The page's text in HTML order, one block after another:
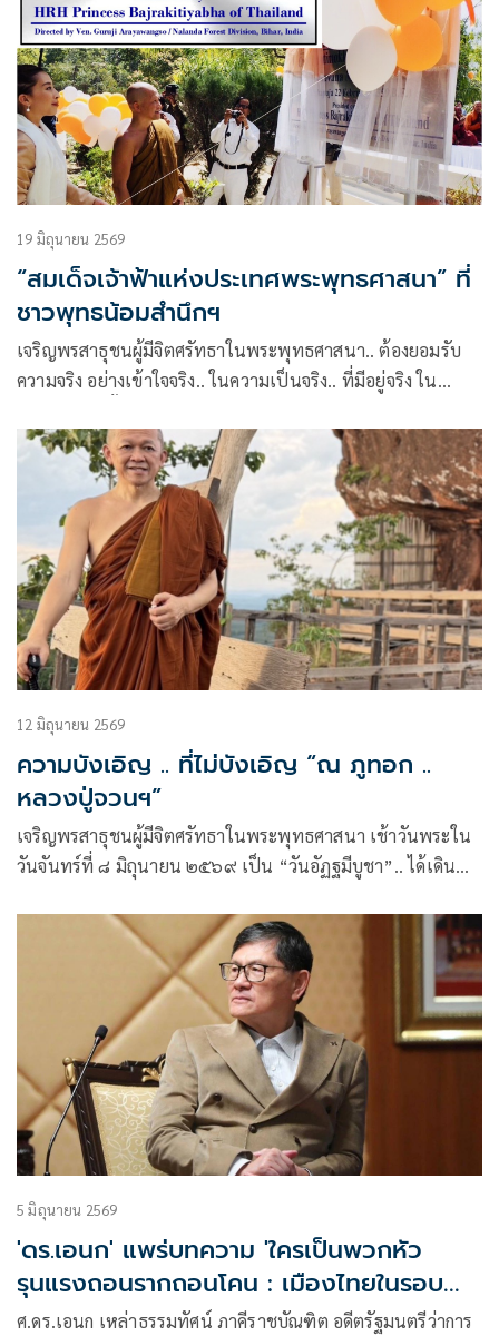
พร้อมเพรียงกันจัดพิธีบำเพ็ญกุศลดังกล่าว.. ดังที่อาตมาได้รับ
นิมนต์จาก นางรณิดา เหลืองฐิติสกุล ผู้ว่าราชการจังหวัดสกลนคร
เพื่อเป็นองค์แสดงพระธรรมเทศนาในวาระดังกล่าว…
19 มิถุนายน 2569
“สมเด็จเจ้าฟ้าแห่งประเทศพระพุทธศาสนา” ที่
ชาวพุทธน้อมสำนึกฯ
เจริญพรสาธุชนผู้มีจิตศรัทธาในพระพุทธศาสนา.. ต้องยอมรับ
ความจริง อย่างเข้าใจจริง.. ในความเป็นจริง.. ที่มีอยู่จริง ใน
12 มิถุนายน 2569
ความบังเอิญ .. ที่ไม่บังเอิญ “ณ ภูทอก ..
หลวงปู่จวนฯ”
เจริญพรสาธุชนผู้มีจิตศรัทธาในพระพุทธศาสนา เช้าวันพระใน
วันจันทร์ที่ ๘ มิถุนายน ๒๕๖๙ เป็น “วันอัฏฐมีบูชา”.. ได้เดิน
ถวายเป็นพระราชกุศล แด่ “สมเด็จพระบรมราชชนนีพันปี
5 มิถุนายน 2569
'ดร.เอนก' แพร่บทความ 'ใครเป็นพวกหัว
รุนแรงถอนรากถอนโคน : เมืองไทยในรอบ
กว่าสิบปี'
ศ.ดร.เอนก เหล่าธรรมทัศน์ ภาคีราชบัณฑิต อดีตรัฐมนตรีว่าการ